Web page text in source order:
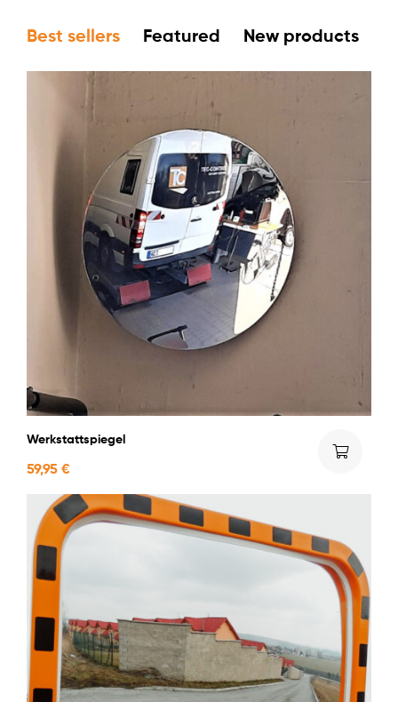
Best sellers Featured New products
Werkstattspiegel
59,95 €